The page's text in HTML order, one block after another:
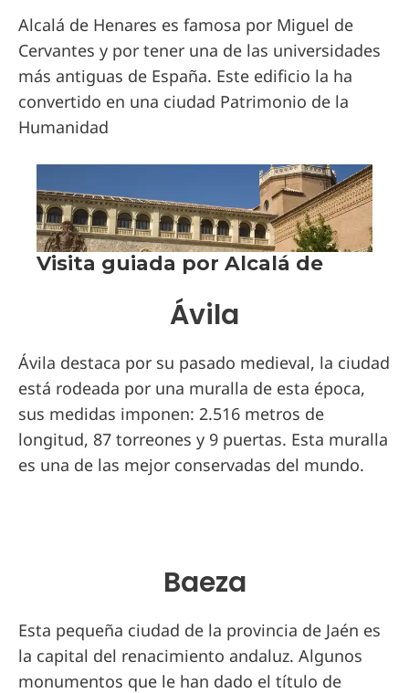
Alcalá de Henares es famosa por Miguel de
Cervantes y por tener una de las universidades
más antiguas de España. Este edificio la ha
convertido en una ciudad Patrimonio de la
Humanidad
Ávila
Ávila destaca por su pasado medieval, la ciudad
está rodeada por una muralla de esta época,
sus medidas imponen: 2.516 metros de
longitud, 87 torreones y 9 puertas. Esta muralla
es una de las mejor conservadas del mundo.
Baeza
Esta pequeña ciudad de la provincia de Jaén es
la capital del renacimiento andaluz. Algunos
monumentos que le han dado el título de